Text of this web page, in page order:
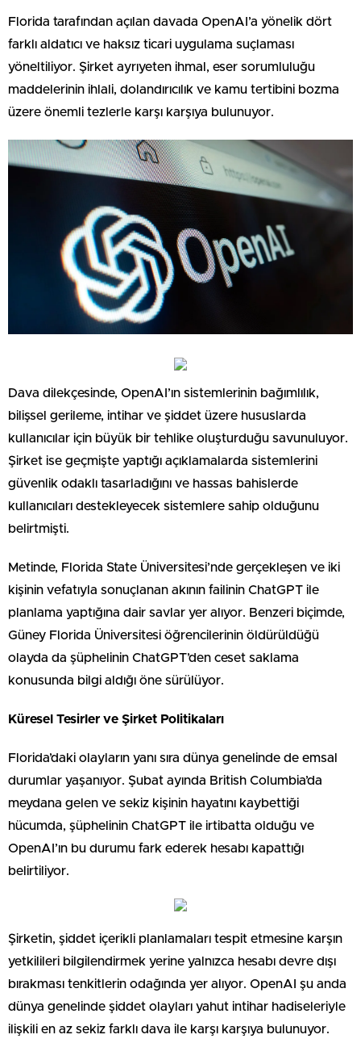
Florida tarafından açılan davada OpenAI’a yönelik dört
farklı aldatıcı ve haksız ticari uygulama suçlaması
yöneltiliyor. Şirket ayrıyeten ihmal, eser sorumluluğu
maddelerinin ihlali, dolandırıcılık ve kamu tertibini bozma
üzere önemli tezlerle karşı karşıya bulunuyor.
Dava dilekçesinde, OpenAI’ın sistemlerinin bağımlılık,
bilişsel gerileme, intihar ve şiddet üzere hususlarda
kullanıcılar için büyük bir tehlike oluşturduğu savunuluyor.
Şirket ise geçmişte yaptığı açıklamalarda sistemlerini
güvenlik odaklı tasarladığını ve hassas bahislerde
kullanıcıları destekleyecek sistemlere sahip olduğunu
belirtmişti.
Metinde, Florida State Üniversitesi’nde gerçekleşen ve iki
kişinin vefatıyla sonuçlanan akının failinin ChatGPT ile
planlama yaptığına dair savlar yer alıyor. Benzeri biçimde,
Güney Florida Üniversitesi öğrencilerinin öldürüldüğü
olayda da şüphelinin ChatGPT’den ceset saklama
konusunda bilgi aldığı öne sürülüyor.
Küresel Tesirler ve Şirket Politikaları
Florida’daki olayların yanı sıra dünya genelinde de emsal
durumlar yaşanıyor. Şubat ayında British Columbia’da
meydana gelen ve sekiz kişinin hayatını kaybettiği
hücumda, şüphelinin ChatGPT ile irtibatta olduğu ve
OpenAI’ın bu durumu fark ederek hesabı kapattığı
belirtiliyor.
Şirketin, şiddet içerikli planlamaları tespit etmesine karşın
yetkilileri bilgilendirmek yerine yalnızca hesabı devre dışı
bırakması tenkitlerin odağında yer alıyor. OpenAI şu anda
dünya genelinde şiddet olayları yahut intihar hadiseleriyle
ilişkili en az sekiz farklı dava ile karşı karşıya bulunuyor.